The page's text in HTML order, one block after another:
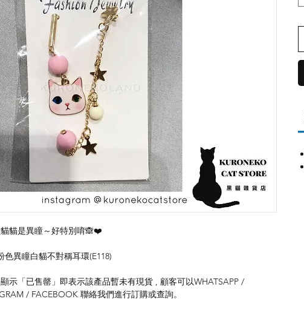
貓是異瞳～好特別唷🙈❤️
色異瞳白貓不對稱耳環(E118)
示「已售罄」即表示該產品暫未有現貨 , 顧客可以WHATSAPP /
/ FACEBOOK 聯絡我們進行訂購或查詢。